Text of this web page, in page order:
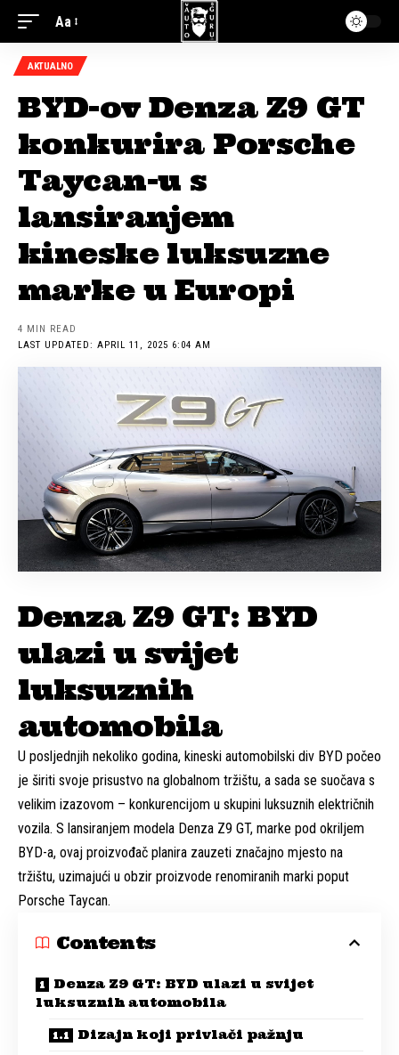
Aa
AKTUALNO
BYD-ov Denza Z9 GT
konkurira Porsche
Taycan-u s
lansiranjem
kineske luksuzne
marke u Europi
LAST UPDATED: APRIL 11, 2025 6:04 AM
4 MIN READ
Denza Z9 GT: BYD
ulazi u svijet
luksuznih
automobila
U posljednjih nekoliko godina, kineski automobilski div BYD počeo
je širiti svoje prisustvo na globalnom tržištu, a sada se suočava s
velikim izazovom – konkurencijom u skupini luksuznih električnih
vozila. S lansiranjem modela Denza Z9 GT, marke pod okriljem
BYD-a, ovaj proizvođač planira zauzeti značajno mjesto na
tržištu, uzimajući u obzir proizvode renomiranih marki poput
Porsche Taycan.
Contents
Denza Z9 GT: BYD ulazi u svijet
luksuznih automobila
Dizajn koji privlači pažnju